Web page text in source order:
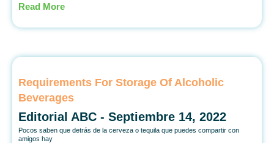
Read More
Requirements For Storage Of Alcoholic
Beverages
Editorial ABC Septiembre 14, 2022
Pocos saben que detrás de la cerveza o tequila que puedes compartir con
amigos hay